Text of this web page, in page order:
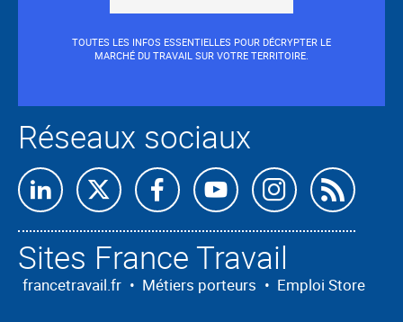
TOUTES LES INFOS ESSENTIELLES POUR DÉCRYPTER LE
MARCHÉ DU TRAVAIL SUR VOTRE TERRITOIRE.
Réseaux sociaux
Retrouvez-
nous
sur
Linkedin
Retrouvez-
nous
sur
X
Retrouvez-
nous
sur
Facebook
Retrouvez-
nous
sur
Youtube
Retrouvez-
nous
Instagram
nous
nos
Sites France Travail
francetravail.fr • Métiers porteurs • Emploi Store